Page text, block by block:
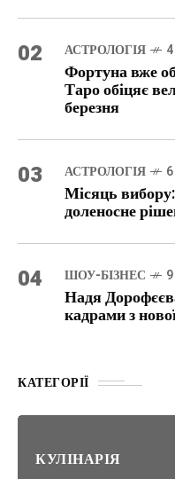
02 АСТРОЛОГІЯ
Фортуна вже
Таро обіцяє
березня
03 АСТРОЛОГІЯ
Місяць
доленосне
04 ШОУ-БІЗНЕС
Надя
кадрами з
КАТЕГОРІЇ
КУЛІНАРІЯ